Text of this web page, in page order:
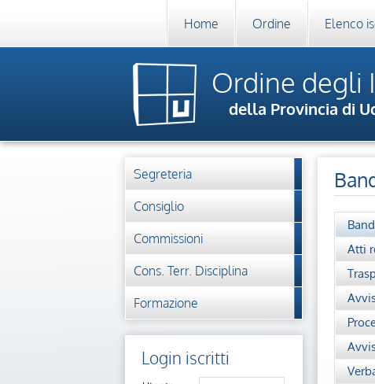
Home Ordine Elenco
Ordine degli
della Provincia di
Segreteria
Consiglio
Commissioni
Cons. Terr. Disciplina
Formazione
Login iscritti
Atti